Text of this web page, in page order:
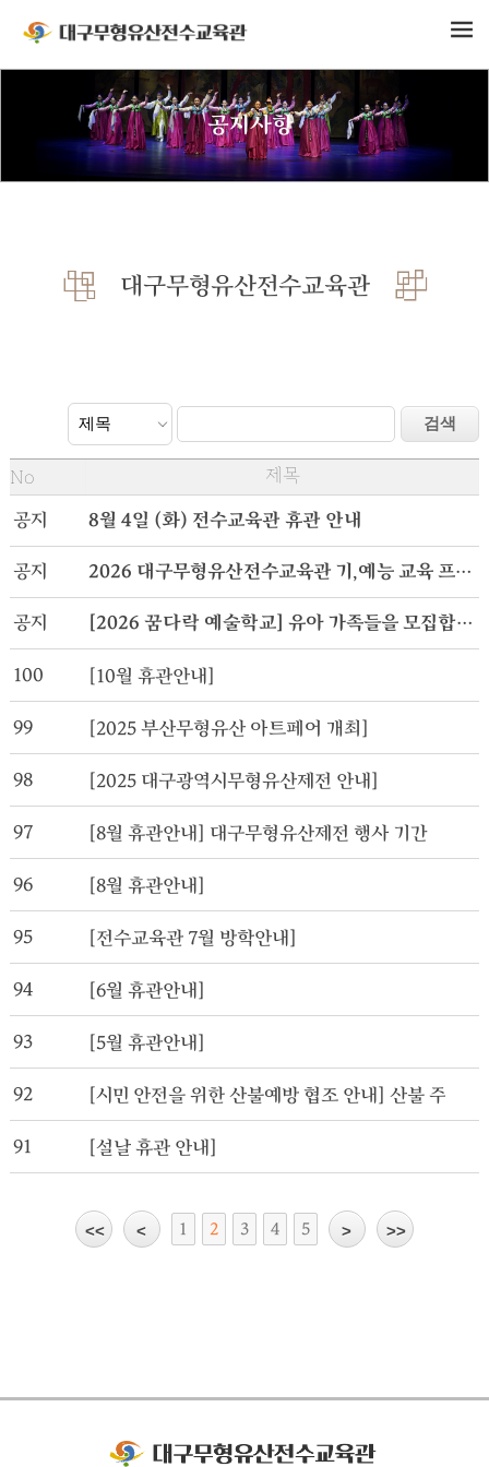
공지사항
대구무형유산전수교육관
No 제목
공지 8월 4일 (화) 전수교육관 휴관 안내
공지 2026 대구무형유산전수교육관 기,예능 교육 프로그램
공지 [2026 꿈다락 예술학교] 유아 가족들을 모집합니다.
100 [10월 휴관안내]
99 [2025 부산무형유산 아트페어 개최]
98 [2025 대구광역시무형유산제전 안내]
97 [8월 휴관안내] 대구무형유산제전 행사 기간
96 [8월 휴관안내]
95 [전수교육관 7월 방학안내]
94 [6월 휴관안내]
93 [5월 휴관안내]
92 [시민 안전을 위한 산불예방 협조 안내] 산불 주의
91 [설날 휴관 안내]
1 2 3 4 5